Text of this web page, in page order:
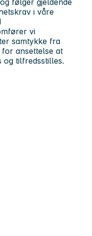
følger gjeldende
i våre
vi
samtykke fra
ansettelse at
og tilfredsstilles.